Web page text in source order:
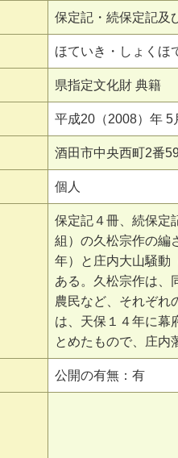
保定記・続保定記及
ほていき・しょくほ
県指定文化財 典籍
平成20（2008）年 5
酒田市中央西町2番
個人
保定記４冊、続保定
組）の久松宗作の編
年）と庄内大山騒動
ある。久松宗作は、
農民など、それぞれ
は、天保１４年に幕
とめたもので、庄内
公開の有無：有